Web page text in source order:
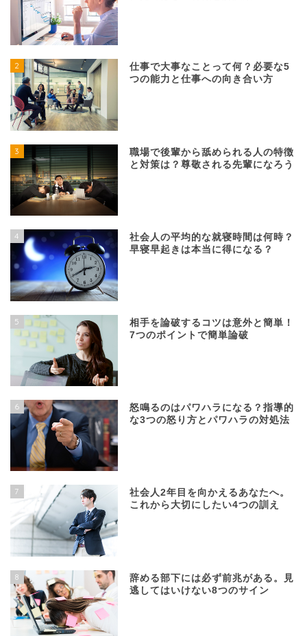
2
仕事で大事なことって何？必要な5
つの能力と仕事への向き合い方
3
職場で後輩から舐められる人の特徴
と対策は？尊敬される先輩になろう
4
社会人の平均的な就寝時間は何時？
早寝早起きは本当に得になる？
5
相手を論破するコツは意外と簡単！
7つのポイントで簡単論破
6
怒鳴るのはパワハラになる？指導的
な3つの怒り方とパワハラの対処法
7
社会人2年目を向かえるあなたへ。
これから大切にしたい4つの訓え
8
辞める部下には必ず前兆がある。見
逃してはいけない8つのサイン